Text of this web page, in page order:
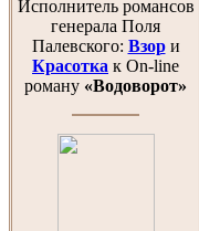
Исполнитель романсов
генерала Поля
Палевского: Взори
Красотка к On-line
роману «Водоворот»